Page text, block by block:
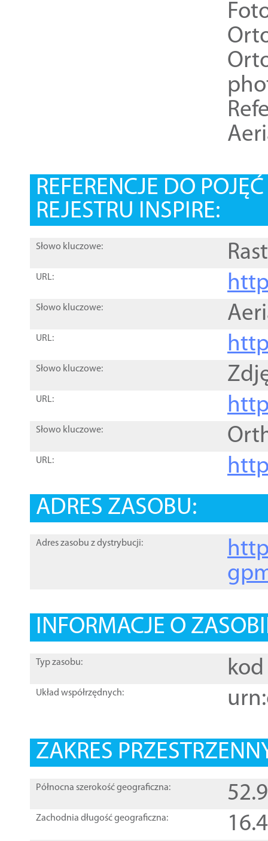
REFERENCJE DO
REJESTRU INSPIRE:
Słowo kluczowe:
URL:
Słowo kluczowe:
URL:
Słowo kluczowe:
URL:
Słowo kluczowe:
URL:
ADRES ZASOBU:
Adres zasobu z dystrybucji:
INFORMACJE O
Typ zasobu: kod
Układ współrzędnych:
ZAKRES
Północna szerokość geograficzna:
Zachodnia długość geograficzna: